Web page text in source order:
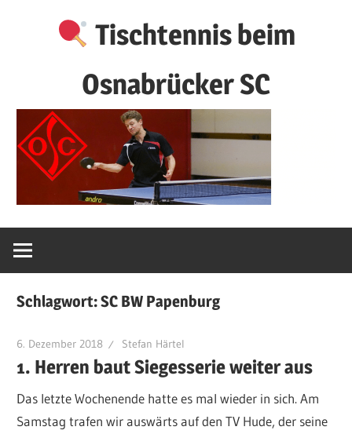
Tischtennis beim
Osnabrücker SC
Schlagwort:SC BW Papenburg
6. Dezember 2018 Stefan Härtel
1. Herren baut Siegesserie weiter aus
Das letzte Wochenende hatte es mal wieder in sich. Am
Samstag trafen wir auswärts auf den TV Hude, der seine